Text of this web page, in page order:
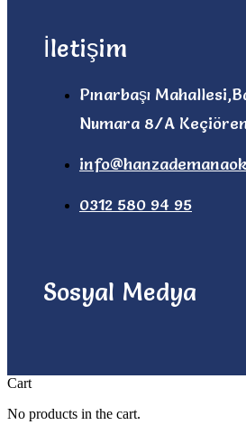
İletişim
Pınarbaşı
Numara 8/A
0312 580 94 95
Sosyal Medya
Cart
No products in the cart.